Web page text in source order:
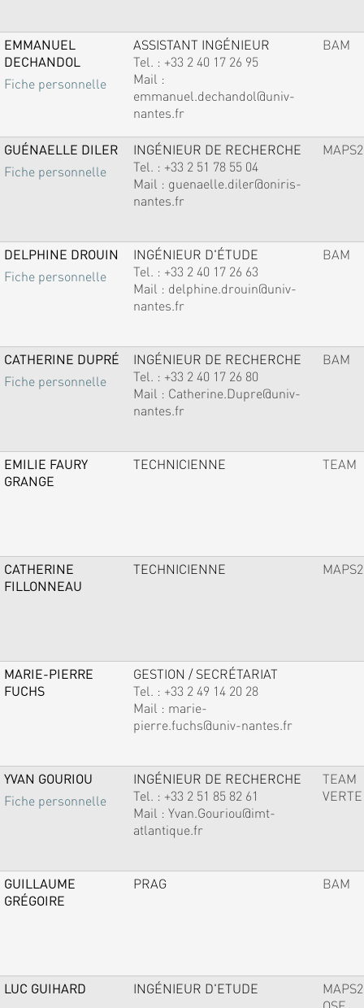
EMMANUEL
DECHANDOL
Fiche personnelle
ASSISTANT INGÉNIEUR
Tel. : +33 2 40 17 26 95
Mail :
emmanuel.dechandol@univ-
nantes.fr
BAM
GUÉNAELLE DILER
Fiche personnelle
INGÉNIEUR DE RECHERCHE
Tel. : +33 2 51 78 55 04
Mail : guenaelle.diler@oniris-
nantes.fr
MAPS2
DELPHINE DROUIN
Fiche personnelle
INGÉNIEUR D'ÉTUDE
Tel. : +33 2 40 17 26 63
Mail : delphine.drouin@univ-
nantes.fr
BAM
CATHERINE DUPRÉ
Fiche personnelle
INGÉNIEUR DE RECHERCHE
Tel. : +33 2 40 17 26 80
Mail : Catherine.Dupre@univ-
nantes.fr
BAM
EMILIE FAURY
GRANGE
TECHNICIENNE TEAM
CATHERINE
FILLONNEAU
TECHNICIENNE MAPS2
MARIE-PIERRE
FUCHS
GESTION / SECRÉTARIAT
Tel. : +33 2 49 14 20 28
Mail : marie-
pierre.fuchs@univ-nantes.fr
YVAN GOURIOU
Fiche personnelle
INGÉNIEUR DE RECHERCHE
Tel. : +33 2 51 85 82 61
Mail : Yvan.Gouriou@imt-
atlantique.fr
TEAM
VERTE
GUILLAUME
GRÉGOIRE
PRAG BAM
LUC GUIHARD INGÉNIEUR D'ETUDE
MAPS2